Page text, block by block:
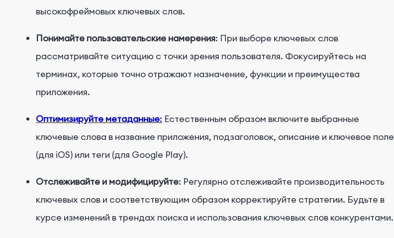
высокофреймовых ключевых слов.
Понимайте пользовательские намерения: При выборе ключевых слов
рассматривайте ситуацию с точки зрения пользователя. Фокусируйтесь на
терминах, которые точно отражают назначение, функции и преимущества
приложения.
Оптимизируйте метаданные: Естественным образом включите выбранные
ключевые слова в название приложения, подзаголовок, описание и ключевое поле
(для iOS) или теги (для Google Play).
Отслеживайте и модифицируйте: Регулярно отслеживайте производительность
ключевых слов и соответствующим образом корректируйте стратегии. Будьте в
курсе изменений в трендах поиска и использования ключевых слов конкурентами.